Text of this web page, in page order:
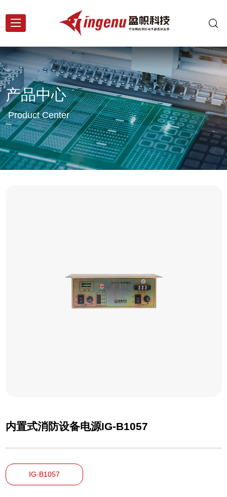
产品中心
Product Center
内置式消防设备电源IG-B1057
IG-B1057